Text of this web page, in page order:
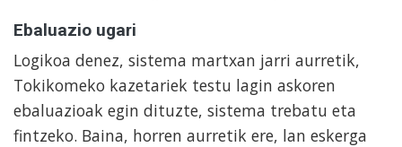
Ebaluazio ugari
Logikoa denez, sistema martxan jarri aurretik,
Tokikomeko kazetariek testu lagin askoren
ebaluazioak egin dituzte, sistema trebatu eta
fintzeko. Baina, horren aurretik ere, lan eskerga